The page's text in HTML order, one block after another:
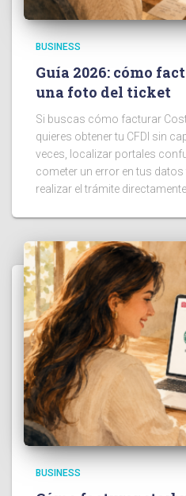
BUSINESS
Guía 2026: cómo
una foto del ticket
Si buscas cómo facturar
quieres obtener tu CFDI sin
veces, localizar portales
cometer un error en tus
realizar el trámite
BUSINESS